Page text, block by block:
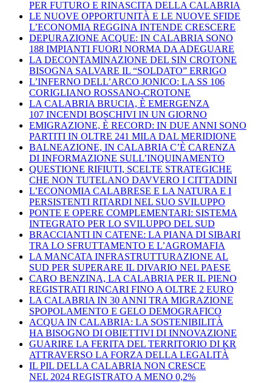
PER FUTURO E RINASCITA DELLA CALABRIA
LE NUOVE OPPORTUNITÀ E LE NUOVE SFIDE
L’ECONOMIA REGGINA INTENDE CRESCERE
DEPURAZIONE ACQUE: IN CALABRIA SONO
188 IMPIANTI FUORI NORMA DA ADEGUARE
LA DECONTAMINAZIONE DEL SIN CROTONE
BISOGNA SALVARE IL “SOLDATO” ERRIGO
L’INFERNO DELL’ARCO JONICO: LA SS 106
CORIGLIANO ROSSANO-CROTONE
LA CALABRIA BRUCIA, È EMERGENZA
107 INCENDI BOSCHIVI IN UN GIORNO
EMIGRAZIONE, È RECORD: IN DUE ANNI SONO
PARTITI IN OLTRE 241 MILA DAL MERIDIONE
BALNEAZIONE, IN CALABRIA C’È CARENZA
DI INFORMAZIONE SULL’INQUINAMENTO
QUESTIONE RIFIUTI, SCELTE STRATEGICHE
CHE NON TUTELANO DAVVERO I CITTADINI
L’ECONOMIA CALABRESE E LA NATURA E I
PERSISTENTI RITARDI NEL SUO SVILUPPO
PONTE E OPERE COMPLEMENTARI: SISTEMA
INTEGRATO PER LO SVILUPPO DEL SUD
BRACCIANTI IN CATENE: LA PIANA DI SIBARI
TRA LO SFRUTTAMENTO E L’AGROMAFIA
LA MANCATA INFRASTRUTTURAZIONE AL
SUD PER SUPERARE IL DIVARIO NEL PAESE
CARO BENZINA, LA CALABRIA PER IL PIENO
REGISTRATI RINCARI FINO A OLTRE 2 EURO
LA CALABRIA IN 30 ANNI TRA MIGRAZIONE
SPOPOLAMENTO E GELO DEMOGRAFICO
ACQUA IN CALABRIA: LA SOSTENIBILITÀ
HA BISOGNO DI OBIETTIVI DI INNOVAZIONE
GUARIRE LA FERITA DEL TERRITORIO DI KR
ATTRAVERSO LA FORZA DELLA LEGALITÀ
IL PIL DELLA CALABRIA NON CRESCE
NEL 2024 REGISTRATO A MENO 0,2%